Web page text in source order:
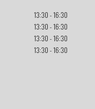
13:30 - 16:30
13:30 - 16:30
13:30 - 16:30
13:30 - 16:30